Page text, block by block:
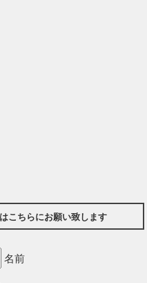
こちらにお願い致します
名前